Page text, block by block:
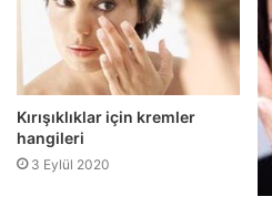
Kırışıklıklar için kremler
hangileri
3 Eylül 2020